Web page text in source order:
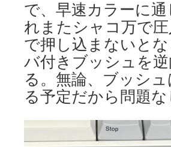
で、早速カラーに
れまたシャコ万で
で押し込まないと
バ付きブッシュを
る。無論、ブッシ
る予定だから問題な